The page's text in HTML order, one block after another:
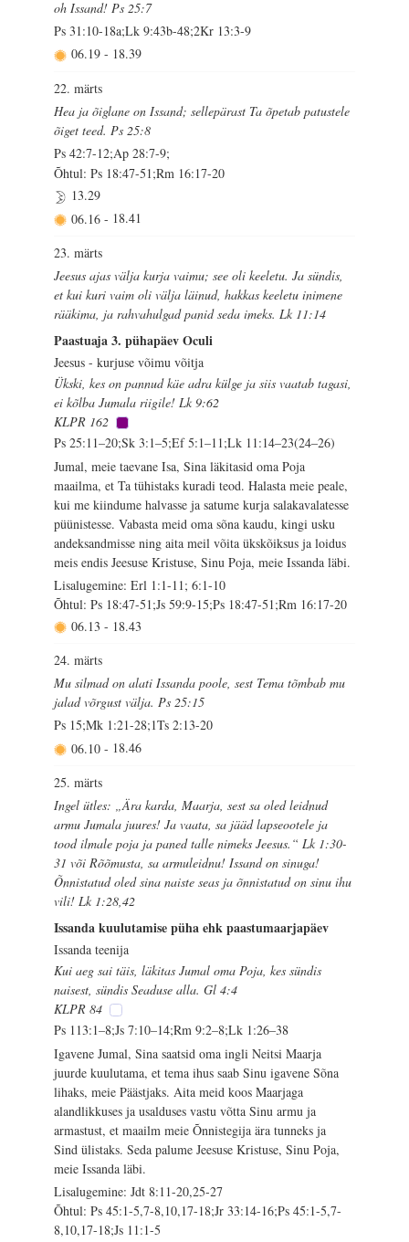
oh Issand! Ps 25:7
Ps 31:10-18a;Lk 9:43b-48;2Kr 13:3-9
06.19 - 18.39
22. märts
Hea ja õiglane on Issand; sellepärast Ta õpetab patustele
õiget teed. Ps 25:8
Ps 42:7-12;Ap 28:7-9;
Õhtul: Ps 18:47-51;Rm 16:17-20
13.29
06.16 - 18.41
23. märts
Jeesus ajas välja kurja vaimu; see oli keeletu. Ja sündis,
et kui kuri vaim oli välja läinud, hakkas keeletu inimene
rääkima, ja rahvahulgad panid seda imeks. Lk 11:14
Paastuaja 3. pühapäev Oculi
Jeesus - kurjuse võimu võitja
Ükski, kes on pannud käe adra külge ja siis vaatab tagasi,
ei kõlba Jumala riigile! Lk 9:62
KLPR 162
Ps 25:11–20;Sk 3:1–5;Ef 5:1–11;Lk 11:14–23(24–26)
Jumal, meie taevane Isa, Sina läkitasid oma Poja
maailma, et Ta tühistaks kuradi teod. Halasta meie peale,
kui me kiindume halvasse ja satume kurja salakavalatesse
püünistesse. Vabasta meid oma sõna kaudu, kingi usku
andeksandmisse ning aita meil võita ükskõiksus ja loidus
meis endis Jeesuse Kristuse, Sinu Poja, meie Issanda läbi.
Lisalugemine: Erl 1:1-11; 6:1-10
Õhtul: Ps 18:47-51;Js 59:9-15;Ps 18:47-51;Rm 16:17-20
06.13 - 18.43
24. märts
Mu silmad on alati Issanda poole, sest Tema tõmbab mu
jalad võrgust välja. Ps 25:15
Ps 15;Mk 1:21-28;1Ts 2:13-20
06.10 - 18.46
25. märts
Ingel ütles: „Ära karda, Maarja, sest sa oled leidnud
armu Jumala juures! Ja vaata, sa jääd lapseootele ja
tood ilmale poja ja paned talle nimeks Jeesus.“ Lk 1:30-
31 või Rõõmusta, sa armuleidnu! Issand on sinuga!
Õnnistatud oled sina naiste seas ja õnnistatud on sinu ihu
vili! Lk 1:28,42
Issanda kuulutamise püha ehk paastumaarjapäev
Issanda teenija
Kui aeg sai täis, läkitas Jumal oma Poja, kes sündis
naisest, sündis Seaduse alla. Gl 4:4
KLPR 84
Ps 113:1–8;Js 7:10–14;Rm 9:2–8;Lk 1:26–38
Igavene Jumal, Sina saatsid oma ingli Neitsi Maarja
juurde kuulutama, et tema ihus saab Sinu igavene Sõna
lihaks, meie Päästjaks. Aita meid koos Maarjaga
alandlikkuses ja usalduses vastu võtta Sinu armu ja
armastust, et maailm meie Õnnistegija ära tunneks ja
Sind ülistaks. Seda palume Jeesuse Kristuse, Sinu Poja,
meie Issanda läbi.
Lisalugemine: Jdt 8:11-20,25-27
Õhtul: Ps 45:1-5,7-8,10,17-18;Jr 33:14-16;Ps 45:1-5,7-
8,10,17-18;Js 11:1-5